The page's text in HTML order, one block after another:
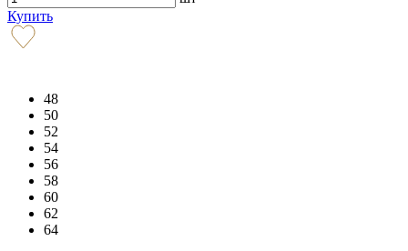
Купить
48
50
52
54
56
58
60
62
64